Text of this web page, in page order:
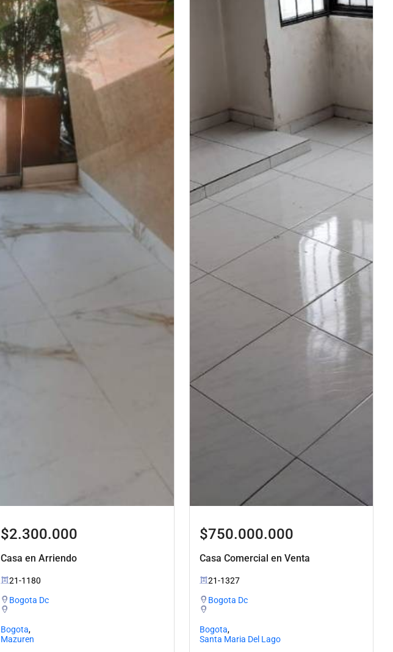
$2.300.000
Casa en Arriendo
21-1180
Bogota Dc
Bogota,
Mazuren
$750.000.000
Casa Comercial en Venta
21-1327
Bogota Dc
Bogota,
Santa Maria Del Lago